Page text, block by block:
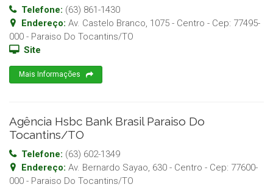
Telefone: (63) 861-1430
Endereço: Av. Castelo Branco, 1075 - Centro - Cep: 77495-
000 - Paraiso Do Tocantins/TO
Site
Mais Informações
Agência Hsbc Bank Brasil Paraiso Do
Tocantins/TO
Telefone: (63) 602-1349
Endereço: Av. Bernardo Sayao, 630 - Centro - Cep: 77600-
000 - Paraiso Do Tocantins/TO